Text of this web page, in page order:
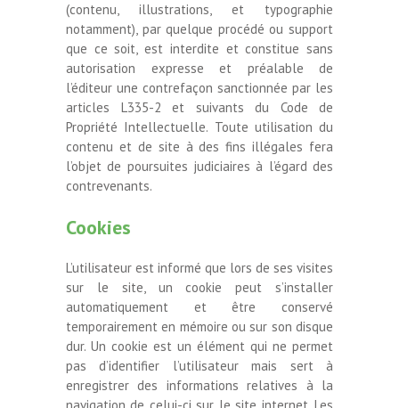
(contenu, illustrations, et typographie
notamment), par quelque procédé ou support
que ce soit, est interdite et constitue sans
autorisation expresse et préalable de
l’éditeur une contrefaçon sanctionnée par les
articles L335-2 et suivants du Code de
Propriété Intellectuelle. Toute utilisation du
contenu et de site à des fins illégales fera
l’objet de poursuites judiciaires à l’égard des
contrevenants.
Cookies
L’utilisateur est informé que lors de ses visites
sur le site, un cookie peut s’installer
automatiquement et être conservé
temporairement en mémoire ou sur son disque
dur. Un cookie est un élément qui ne permet
pas d’identifier l’utilisateur mais sert à
enregistrer des informations relatives à la